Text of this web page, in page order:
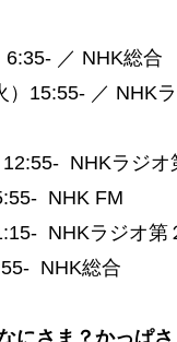
6:35- ／ NHK総合
）15:55- ／ NHK
NHKラジオ
NHK FM
NHKラジオ第
NHK総合
にさま？かっぱさ